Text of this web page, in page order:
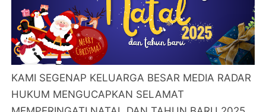
KAMI SEGENAP KELUARGA BESAR MEDIA RADAR
HUKUM MENGUCAPKAN SELAMAT